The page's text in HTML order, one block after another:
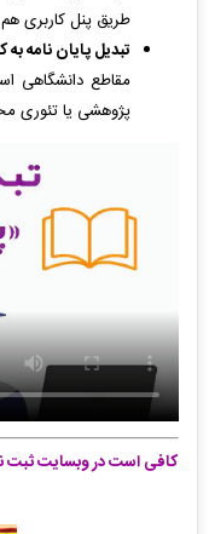
طریق پنل کاربری
تبدیل پایان نامه
مقاطع دانشگاهی
پژوهشی یا تئوری
کافی است در وبسایت ثبت